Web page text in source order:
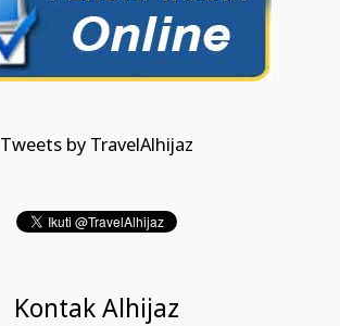
Tweets by TravelAlhijaz
Kontak Alhijaz